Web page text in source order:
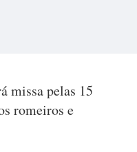
missa pelas 15
romeiros e